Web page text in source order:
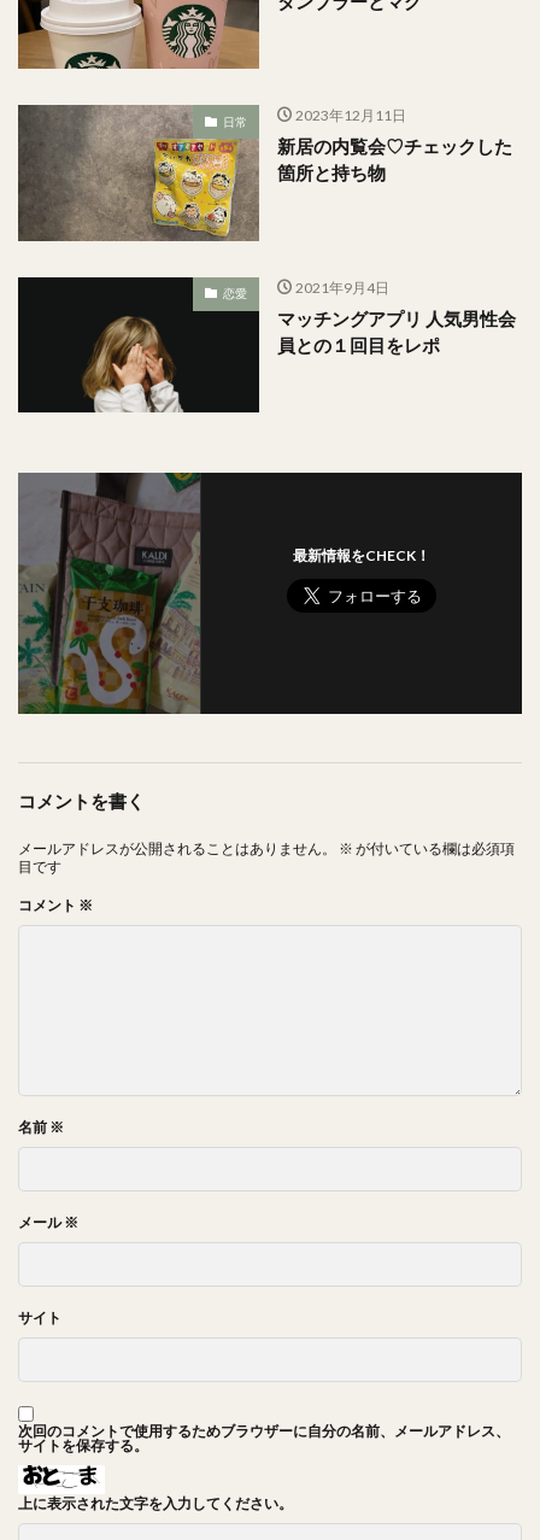
日常 2023年12月11日
新居の内覧会♡チェックした
箇所と持ち物
恋愛 2021年9月4日
マッチングアプリ 人気男性会
員との１回目をレポ
最新情報をCHECK！
コメントを書く
メールアドレスが公開されることはありません。 ※ が付いている欄は必須項
目です
コメント ※
名前 ※
メール※
サイト
次回のコメントで使用するためブラウザーに自分の名前、メールアドレス、
サイトを保存する。
上に表示された文字を入力してください。